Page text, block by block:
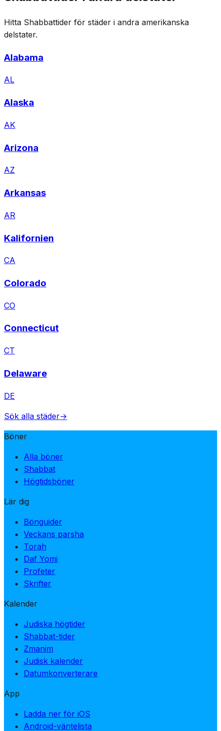
Hitta Shabbattider för städer i andra amerikanska
delstater.
Alabama
AL
Alaska
AK
Arizona
AZ
Arkansas
AR
Kalifornien
CA
Colorado
CO
Connecticut
CT
Delaware
DE
Sök alla städer→
Böner
Alla böner
Shabbat
Högtidsböner
Lär dig
Bönguider
Veckans parsha
Torah
Daf Yomi
Profeter
Skrifter
Kalender
Judiska högtider
Shabbat-tider
Zmanim
Judisk kalender
Datumkonverterare
App
Ladda ner för iOS
Android-väntelista